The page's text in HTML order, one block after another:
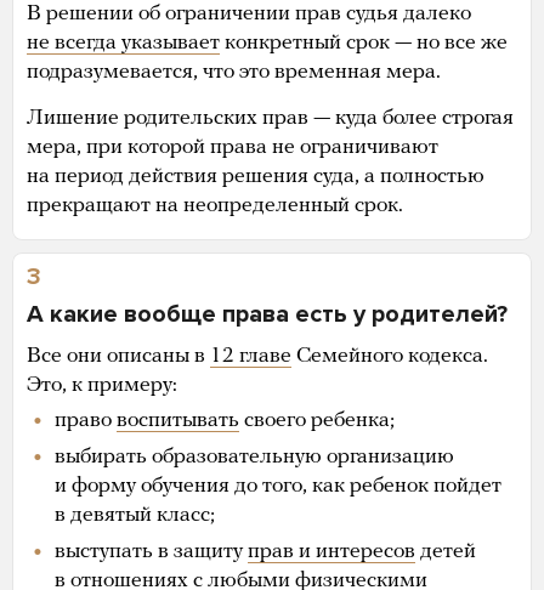
В решении об ограничении прав судья далеко
не всегда указывает конкретный срок — но все же
подразумевается, что это временная мера.
Лишение родительских прав — куда более строгая
мера, при которой права не ограничивают
на период действия решения суда, а полностью
прекращают на неопределенный срок.
3
А какие вообще права есть у родителей?
Все они описаны в 12 главе Семейного кодекса.
Это, к примеру:
право воспитывать своего ребенка;
выбирать образовательную организацию
и форму обучения до того, как ребенок пойдет
в девятый класс;
выступать в защитуправ и интересов детей
в отношениях с любыми физическими